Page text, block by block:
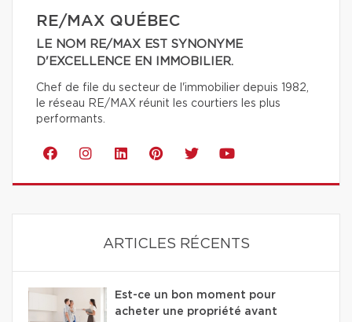
RE/MAX QUÉBEC
LE NOM RE/MAX EST SYNONYME
D'EXCELLENCE EN IMMOBILIER.
Chef de file du secteur de l'immobilier depuis 1982,
le réseau RE/MAX réunit les courtiers les plus
performants.
ARTICLES RÉCENTS
Est-ce un bon moment pour
acheter une propriété avant